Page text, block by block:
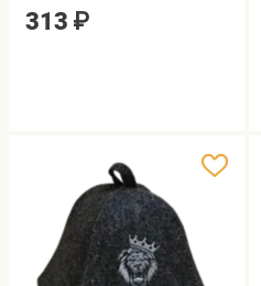
313 ₽